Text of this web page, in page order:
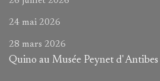
24 mai 2026
28 mars 2026
Quino au Musée Peynet d' Antibes